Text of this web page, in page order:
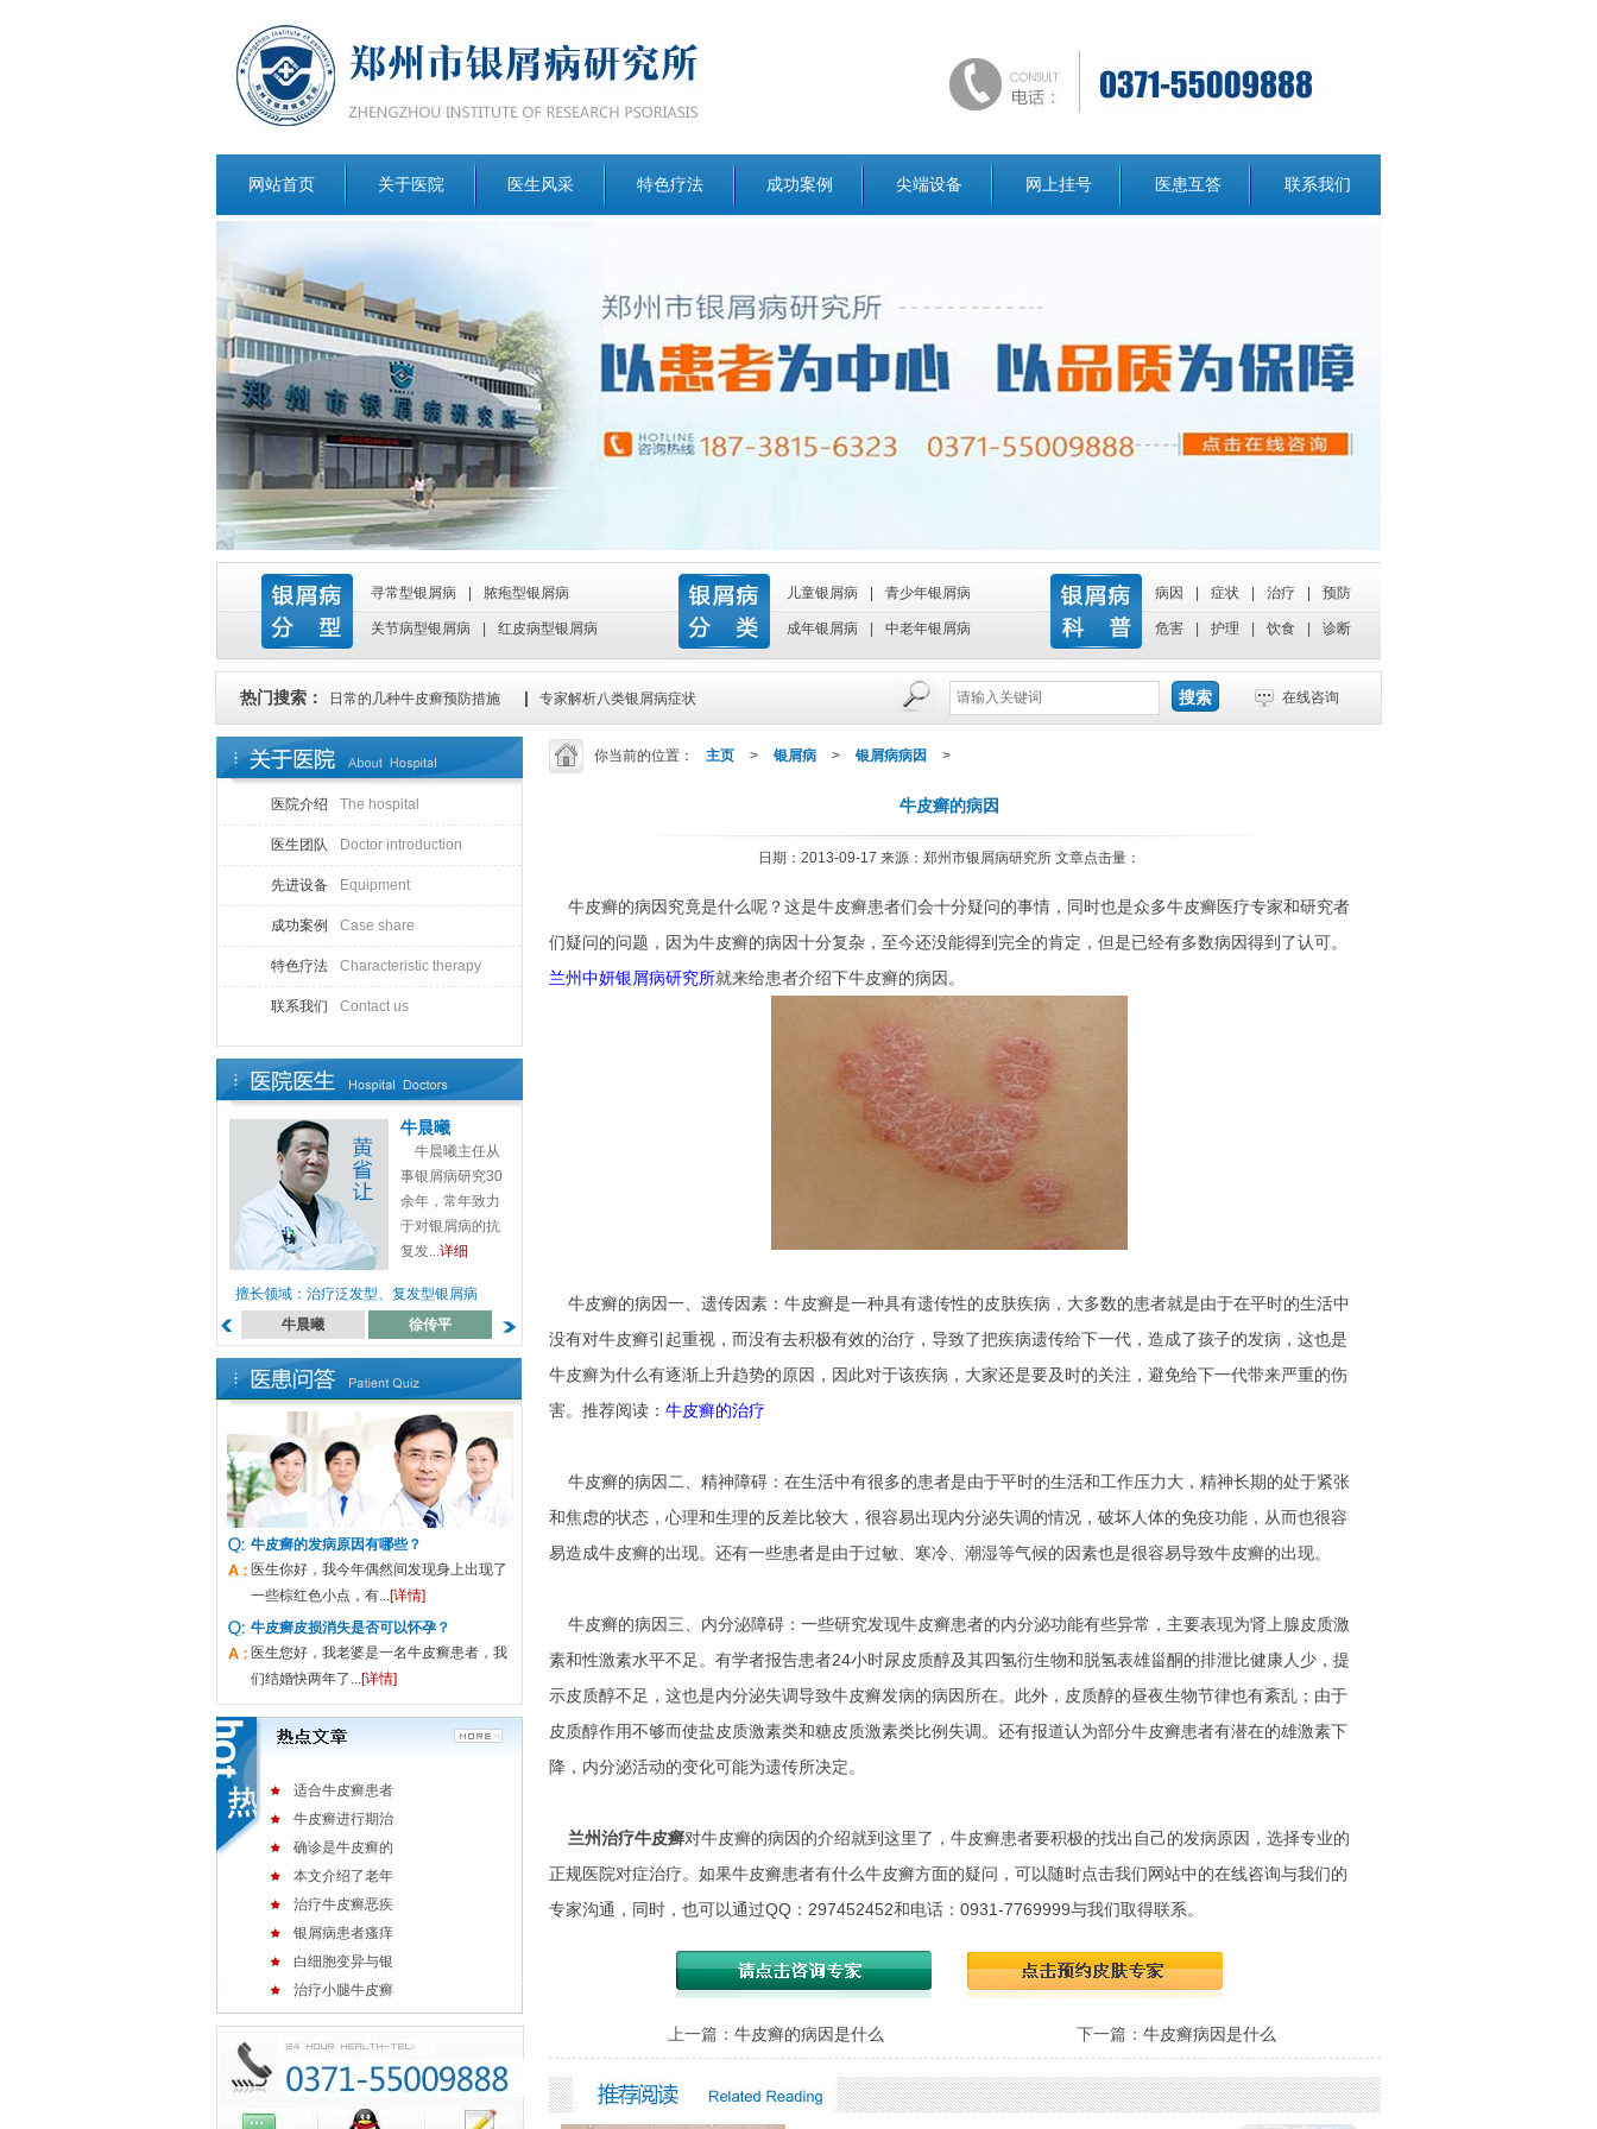
网站首页 关于医院 医生风采 特色疗法 成功案例 尖端设备 网上挂号 医患互答 联系我们
寻常型银屑病 脓疱型银屑病
关节病型银屑病 红皮病型银屑病
儿童银屑病 青少年银屑病
成年银屑病 中老年银屑病
病因 症状 治疗 预防
危害 护理 饮食 诊断
热门搜索： 日常的几种牛皮癣预防措施 | 专家解析八类银屑病症状 在线咨询
医院介绍 The hospital
医生团队 Doctor introduction
先进设备 Equipment
成功案例 Case share
特色疗法 Characteristic therapy
联系我们 Contact us
牛晨曦
牛晨曦主任从
事银屑病研究30
余年，常年致力
于对银屑病的抗
复发...详细
擅长领域：治疗泛发型、复发型银屑病
牛晨曦
徐传平
牛皮癣的发病原因有哪些？
医生你好，我今年偶然间发现身上出现了
一些棕红色小点，有...[详情]
牛皮癣皮损消失是否可以怀孕？
医生您好，我老婆是一名牛皮癣患者，我
们结婚快两年了...[详情]
适合牛皮癣患者
牛皮癣进行期治
确诊是牛皮癣的
本文介绍了老年
治疗牛皮癣恶疾
银屑病患者瘙痒
白细胞变异与银
治疗小腿牛皮癣
你当前的位置： 主页 > 银屑病 > 银屑病病因 >
牛皮癣的病因
日期：2013-09-17 来源：郑州市银屑病研究所 文章点击量：
牛皮癣的病因究竟是什么呢？这是牛皮癣患者们会十分疑问的事情，同时也是众多牛皮癣医疗专家和研究者
们疑问的问题，因为牛皮癣的病因十分复杂，至今还没能得到完全的肯定，但是已经有多数病因得到了认可。
兰州中妍银屑病研究所就来给患者介绍下牛皮癣的病因。
牛皮癣的病因一、遗传因素：牛皮癣是一种具有遗传性的皮肤疾病，大多数的患者就是由于在平时的生活中
没有对牛皮癣引起重视，而没有去积极有效的治疗，导致了把疾病遗传给下一代，造成了孩子的发病，这也是
牛皮癣为什么有逐渐上升趋势的原因，因此对于该疾病，大家还是要及时的关注，避免给下一代带来严重的伤
害。推荐阅读： 牛皮癣的治疗
牛皮癣的病因二、精神障碍：在生活中有很多的患者是由于平时的生活和工作压力大，精神长期的处于紧张
和焦虑的状态，心理和生理的反差比较大，很容易出现内分泌失调的情况，破坏人体的免疫功能，从而也很容
易造成牛皮癣的出现。还有一些患者是由于过敏、寒冷、潮湿等气候的因素也是很容易导致牛皮癣的出现。
牛皮癣的病因三、内分泌障碍：一些研究发现牛皮癣患者的内分泌功能有些异常，主要表现为肾上腺皮质激
素和性激素水平不足。有学者报告患者24小时尿皮质醇及其四氢衍生物和脱氢表雄甾酮的排泄比健康人少，提
示皮质醇不足，这也是内分泌失调导致牛皮癣发病的病因所在。此外，皮质醇的昼夜生物节律也有紊乱；由于
皮质醇作用不够而使盐皮质激素类和糖皮质激素类比例失调。还有报道认为部分牛皮癣患者有潜在的雄激素下
降，内分泌活动的变化可能为遗传所决定。
兰州治疗牛皮癣对牛皮癣的病因的介绍就到这里了，牛皮癣患者要积极的找出自己的发病原因，选择专业的
正规医院对症治疗。如果牛皮癣患者有什么牛皮癣方面的疑问，可以随时点击我们网站中的在线咨询与我们的
专家沟通，同时，也可以通过QQ：297452452和电话：0931-7769999与我们取得联系。
上一篇： 牛皮癣的病因是什么 下一篇： 牛皮癣病因是什么